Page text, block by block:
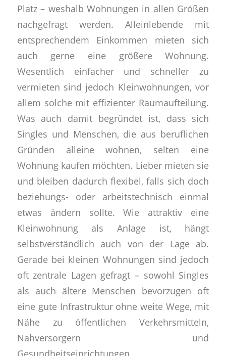
Platz – weshalb Wohnungen in allen Größen
nachgefragt werden. Alleinlebende mit
entsprechendem Einkommen mieten sich
auch gerne eine größere Wohnung.
Wesentlich einfacher und schneller zu
vermieten sind jedoch Kleinwohnungen, vor
allem solche mit effizienter Raumaufteilung.
Was auch damit begründet ist, dass sich
Singles und Menschen, die aus beruflichen
Gründen alleine wohnen, selten eine
Wohnung kaufen möchten. Lieber mieten sie
und bleiben dadurch flexibel, falls sich doch
beziehungs- oder arbeitstechnisch einmal
etwas ändern sollte. Wie attraktiv eine
Kleinwohnung als Anlage ist, hängt
selbstverständlich auch von der Lage ab.
Gerade bei kleinen Wohnungen sind jedoch
oft zentrale Lagen gefragt – sowohl Singles
als auch ältere Menschen bevorzugen oft
eine gute Infrastruktur ohne weite Wege, mit
Nähe zu öffentlichen Verkehrsmitteln,
Nahversorgern und
Gesundheitseinrichtungen.